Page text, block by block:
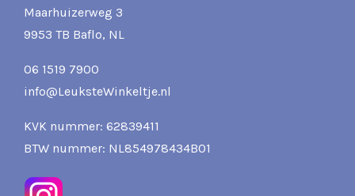
Maarhuizerweg 3
9953 TB Baflo, NL
06 1519 7900
info@LeuksteWinkeltje.nl
KVK nummer: 62839411
BTW nummer: NL854978434B01